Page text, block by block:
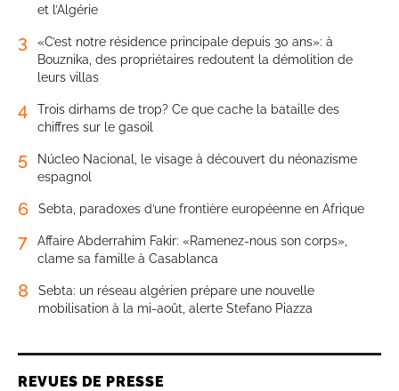
et l’Algérie
3
«C’est notre résidence principale depuis 30 ans»: à
Bouznika, des propriétaires redoutent la démolition de
leurs villas
4
Trois dirhams de trop? Ce que cache la bataille des
chiffres sur le gasoil
5
Núcleo Nacional, le visage à découvert du néonazisme
espagnol
6 Sebta, paradoxes d’une frontière européenne en Afrique
7
Affaire Abderrahim Fakir: «Ramenez-nous son corps»,
clame sa famille à Casablanca
8
Sebta: un réseau algérien prépare une nouvelle
mobilisation à la mi-août, alerte Stefano Piazza
REVUES DE PRESSE